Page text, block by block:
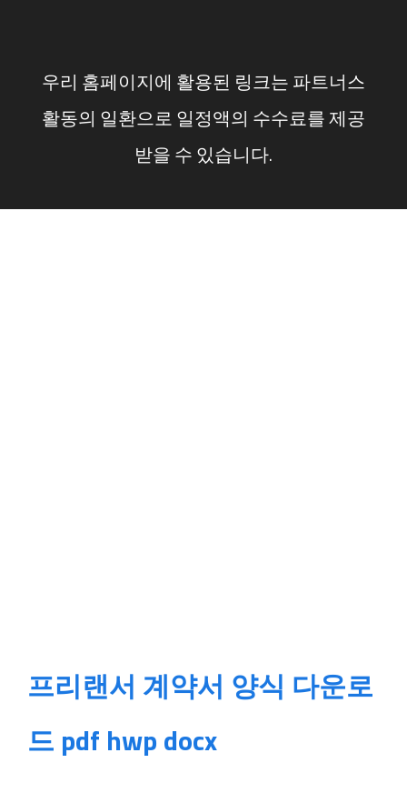
우리 홈페이지에 활용된 링크는 파트너스
활동의 일환으로 일정액의 수수료를 제공
받을 수 있습니다.
프리랜서 계약서 양식 다운로
드 pdf hwp docx